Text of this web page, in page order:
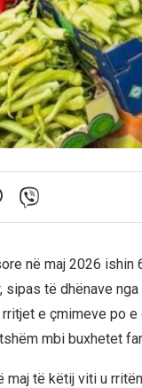
në maj 2026 ishin
sipas të dhënave
e çmimeve po e
mbi buxhetet
maj të këtij viti u